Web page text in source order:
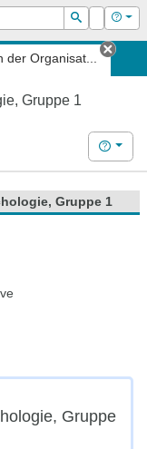
Suchen
Login Hilfe
der Organisat...
Tab
Gruppe 1
Hilfe
Gruppe 1
Gruppe